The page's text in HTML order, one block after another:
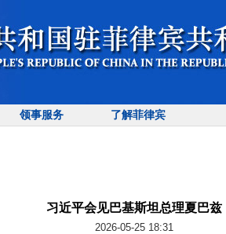
领事服务 了解菲律宾
习近平会见巴基斯坦总理夏巴兹
2026-05-25 18:31